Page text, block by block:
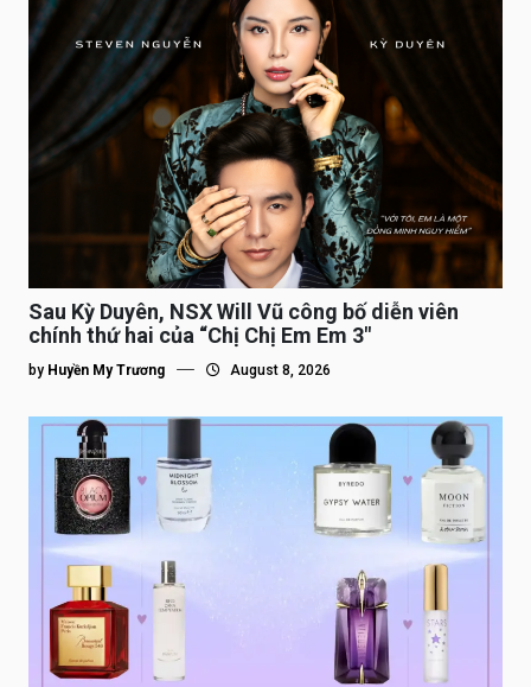
Sau Kỳ Duyên, NSX Will Vũ công bố diễn viên
chính thứ hai của “Chị Chị Em Em 3″
by Huyền My Trương August 8, 2026